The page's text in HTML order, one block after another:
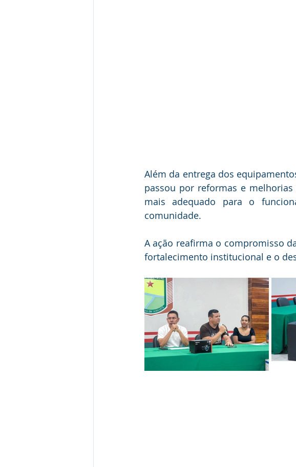
Além da entrega dos
passou por reformas e
mais adequado para o
comunidade.
A ação reafirma o compromisso
fortalecimento institucional e o